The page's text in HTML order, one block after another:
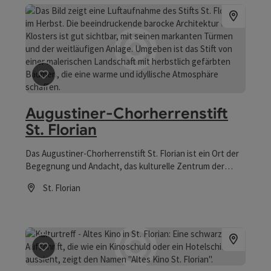
Beitrag merken
Augustiner-Chorherrenstift
St. Florian
Das Augustiner-Chorherrenstift St. Florian ist ein Ort der
Begegnung und Andacht, das kulturelle Zentrum der
St. Florian
Beitrag merken: Kulturtreff - Altes Kino